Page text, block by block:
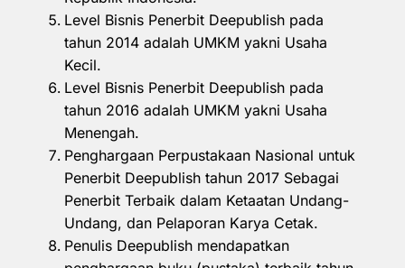
Level Bisnis Penerbit Deepublish pada
tahun 2014 adalah UMKM yakni Usaha
Kecil.
Level Bisnis Penerbit Deepublish pada
tahun 2016 adalah UMKM yakni Usaha
Menengah.
Penghargaan Perpustakaan Nasional untuk
Penerbit Deepublish tahun 2017 Sebagai
Penerbit Terbaik dalam Ketaatan Undang-
Undang, dan Pelaporan Karya Cetak.
Penulis Deepublish mendapatkan